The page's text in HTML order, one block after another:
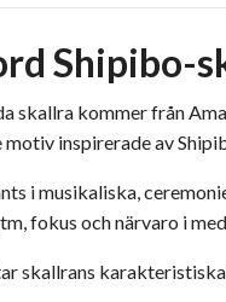
Shipibo-
skallra kommer från
motiv inspirerade av
i musikaliska,
fokus och närvaro i
skallrans